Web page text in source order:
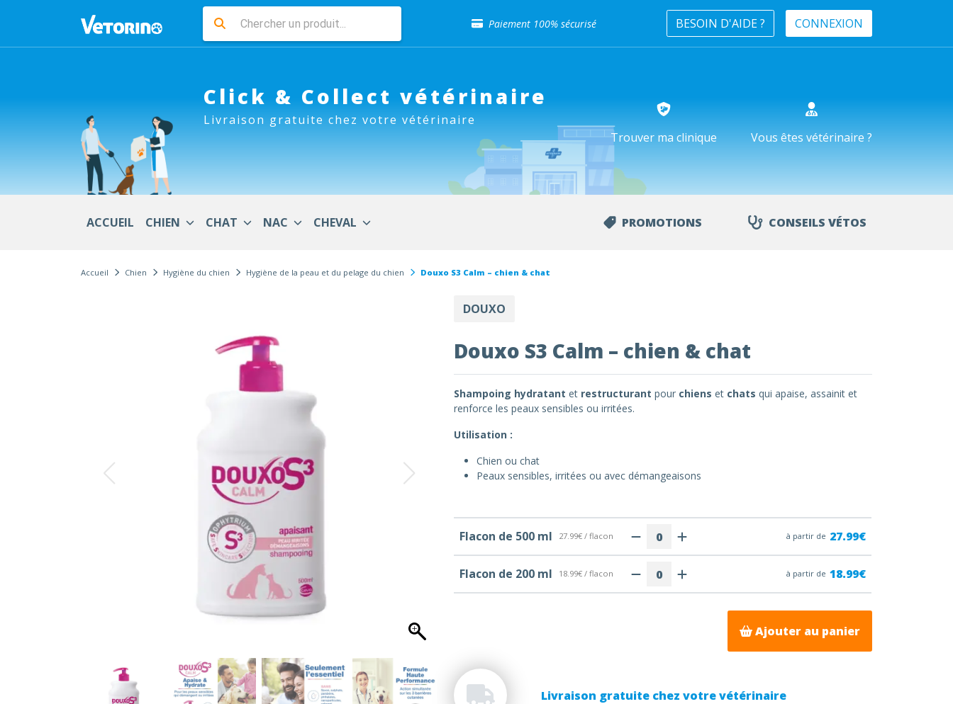
Paiement 100% sécurisé
Paiement 100% sécurisé
Livraison gratuite en clinique vétérinaire
Sélection de croquettes vétérinaire
BESOIN D'AIDE ? CONNEXION
Click & Collect vétérinaire
Livraison gratuite chez votre vétérinaire
Trouver ma clinique
Vous êtes vétérinaire ?
ACCUEIL CHIEN CHAT NAC CHEVAL PROMOTIONS CONSEILS VÉTOS
Accueil Chien Hygiène du chien Hygiène de la peau et du pelage du chien Douxo S3 Calm – chien & chat
DOUXO
Douxo S3 Calm – chien & chat
Shampoing hydratantet restructurantpour chienset chatsqui apaise, assainit et
renforce les peaux sensibles ou irritées.
Utilisation :
Chien ou chat
Peaux sensibles, irritées ou avec démangeaisons
Flacon de 500 ml 27.99€ / flacon à partir de 27.99€
Flacon de 200 ml 18.99€ / flacon à partir de 18.99€
Ajouter au panier
Livraison gratuite chez votre vétérinaire